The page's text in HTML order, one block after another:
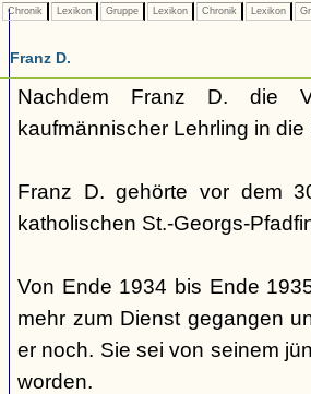
Chronik Lexikon Gruppe Lexikon Chronik Lexikon
Franz D.
Nachdem Franz D. die
kaufmännischer Lehrling in
Franz D. gehörte vor dem
katholischen St.-Georgs-
Von Ende 1934 bis Ende
mehr zum Dienst gegangen
er noch. Sie sei von seinem
worden.